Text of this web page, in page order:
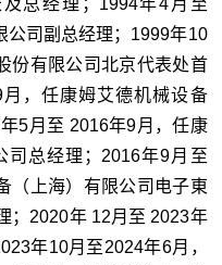
公司副总经理；1999年10
份有限公司北京代表处首
，任康姆艾德机械设备
5月至 2016年9月，任康
司总经理；2016年9月至
（上海）有限公司电子東
；2020年 12月至 2023年
年10月至2024年6月，